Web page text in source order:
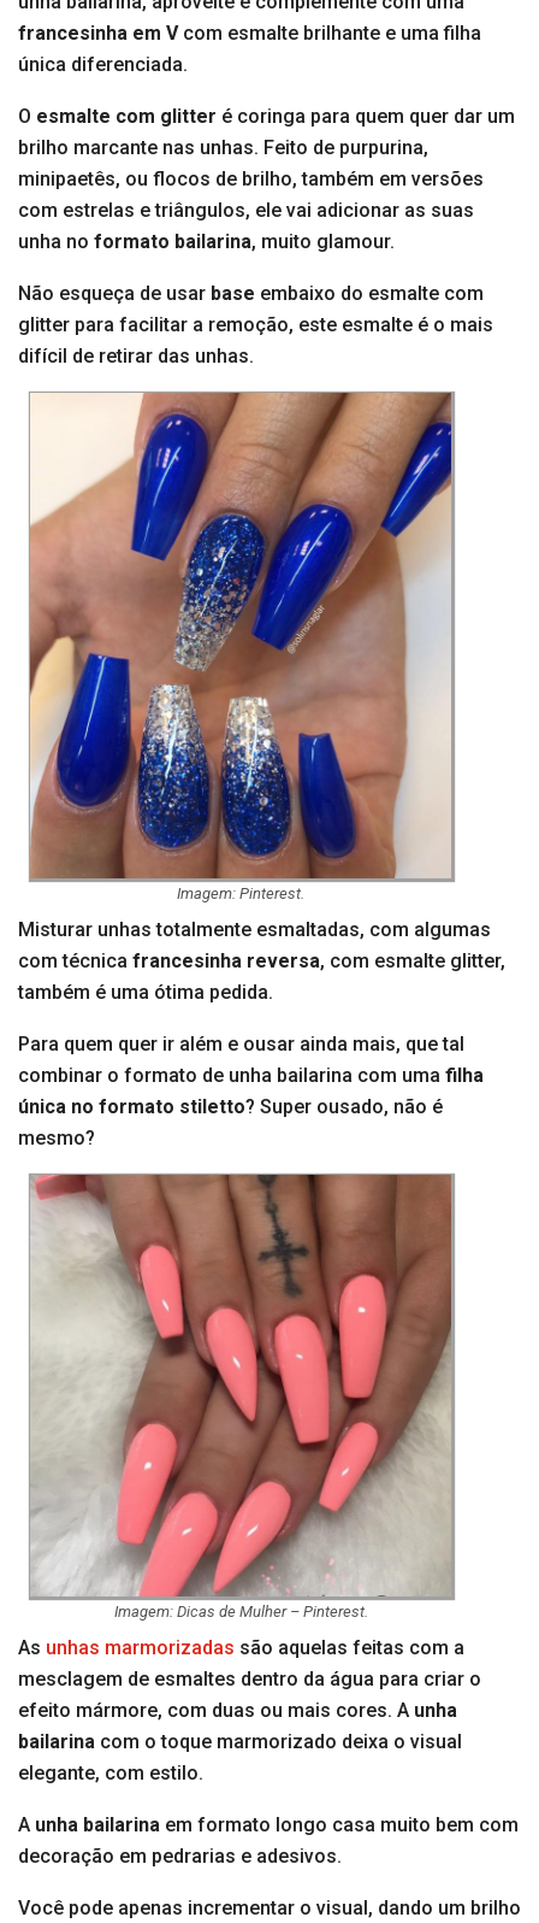
francesinha em Vcom esmalte brilhante e uma filha
única diferenciada.
O esmalte com glitter é coringa para quem quer dar um
brilho marcante nas unhas. Feito de purpurina,
minipaetês, ou flocos de brilho, também em versões
com estrelas e triângulos, ele vai adicionar as suas
unha no formato bailarina, muito glamour.
Não esqueça de usar base embaixo do esmalte com
glitter para facilitar a remoção, este esmalte é o mais
difícil de retirar das unhas.
Imagem: Pinterest.
Misturar unhas totalmente esmaltadas, com algumas
com técnica francesinha reversa, com esmalte glitter,
também é uma ótima pedida.
Para quem quer ir além e ousar ainda mais, que tal
combinar o formato de unha bailarina com uma filha
única no formato stiletto? Super ousado, não é
mesmo?
Imagem: Dicas de Mulher – Pinterest.
As unhas marmorizadas são aquelas feitas com a
mesclagem de esmaltes dentro da água para criar o
efeito mármore, com duas ou mais cores. A unha
bailarina com o toque marmorizado deixa o visual
elegante, com estilo.
A unha bailarina em formato longo casa muito bem com
decoração em pedrarias e adesivos.
Você pode apenas incrementar o visual, dando um brilho